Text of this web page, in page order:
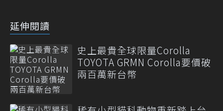
延伸閱讀
史上最貴全球限量Corolla
TOYOTA GRMN Corolla要價破
兩百萬新台幣